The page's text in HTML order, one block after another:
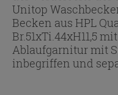
Unitop
Becken aus HPL
Br.51xTi.44xH11,5
Ablaufgarnitur mit
inbegriffen und